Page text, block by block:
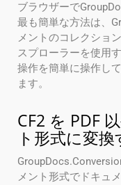
ブラウザーで
最も簡単な方法は、
メントのコレクショ
スプローラーを使用
操作を簡単に操作し
ます。
CF2 を PDF
ト形式に変
メント形式でドキュ